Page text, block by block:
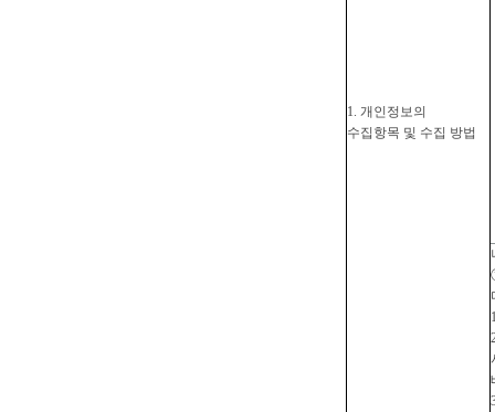
1. 개인정보의
수집항목 및 수집 방법